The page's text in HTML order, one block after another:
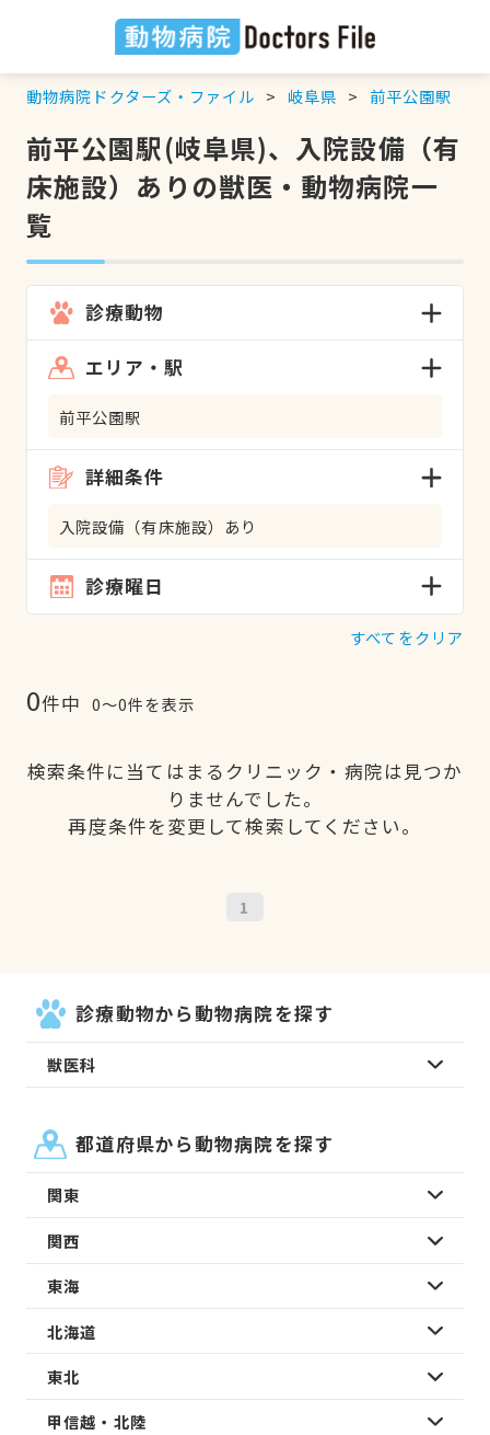
動物病院ドクターズ・ファイル 岐阜県 前平公園駅
前平公園駅(岐阜県)、入院設備（有
床施設）ありの獣医・動物病院一
覧
診療動物
エリア・駅
前平公園駅
詳細条件
入院設備（有床施設）あり
診療曜日
すべてをクリア
0件中 0〜0件を表示
検索条件に当てはまるクリニック・病院は見つか
りませんでした。
再度条件を変更して検索してください。
1
診療動物から動物病院を探す
獣医科
都道府県から動物病院を探す
関東
関西
東海
北海道
東北
甲信越・北陸